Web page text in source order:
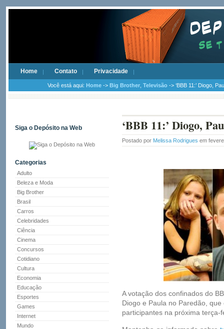
Home Contato Privacidade
Você está aqui: Home -> Big Brother Televisão -> ‘BBB 11:’ Diogo,
Siga o Depósito na Web
Categorias
Adulto
Beleza e Moda
Big Brother
Brasil
Carros
Celebridades
Ciência
Cinema
Concursos
Cotidiano
Cultura
Economia
Educação
Esportes
Games
Internet
Mundo
‘BBB 11:’ Diogo,
Postado por Melissa Rodrigues em
A votação dos confinados do
Diogo e Paula no Paredão,
participantes na próxima terça-